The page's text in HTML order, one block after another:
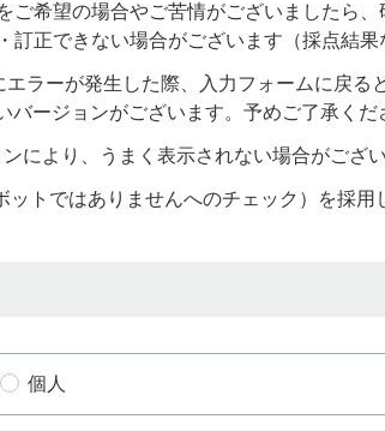
ご希望の場合やご苦情がございましたら
正できない場合がございます（採点結果
ラーが発生した際、入力フォームに戻
ージョンがございます。予めご了承くだ
により、うまく表示されない場合がござ
トではありませんへのチェック）を採用
個人